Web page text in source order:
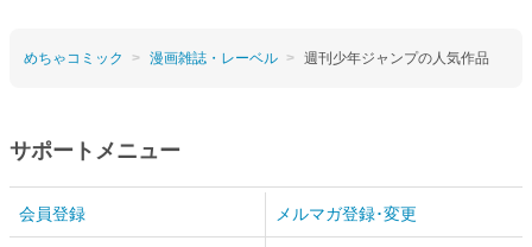
めちゃコミック 漫画雑誌・レーベル 週刊少年ジャンプの人気作品
サポートメニュー
会員登録 メルマガ登録･変更